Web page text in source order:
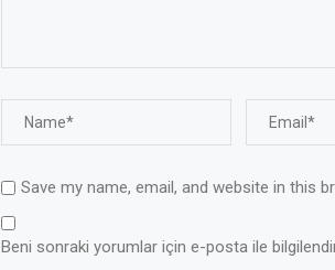
Save my name, email, and website in this
Beni sonraki yorumlar için e-posta ile